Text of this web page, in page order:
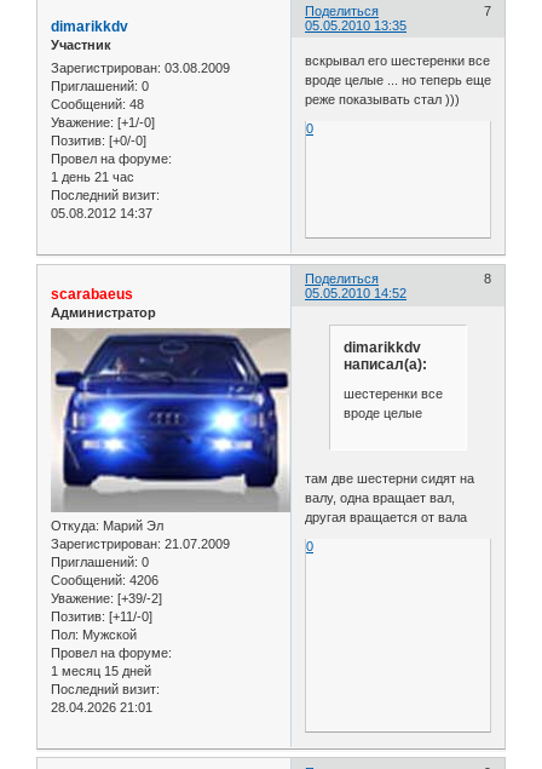
Поделиться
7
05.05.2010 13:35
dimarikkdv
Участник
Зарегистрирован: 03.08.2009
Приглашений: 0
Сообщений: 48
Уважение: [+1/-0]
Позитив: [+0/-0]
Провел на форуме:
1 день 21 час
Последний визит:
05.08.2012 14:37
вскрывал его шестеренки все
вроде целые ... но теперь еще
реже показывать стал )))
0
Поделиться
8
05.05.2010 14:52
scarabaeus
Администратор
Откуда: Марий Эл
Зарегистрирован: 21.07.2009
Приглашений: 0
Сообщений: 4206
Уважение: [+39/-2]
Позитив: [+11/-0]
Пол: Мужской
Провел на форуме:
1 месяц 15 дней
Последний визит:
28.04.2026 21:01
dimarikkdv
написал(а):
шестеренки все
вроде целые
там две шестерни сидят на
валу, одна вращает вал,
другая вращается от вала
0